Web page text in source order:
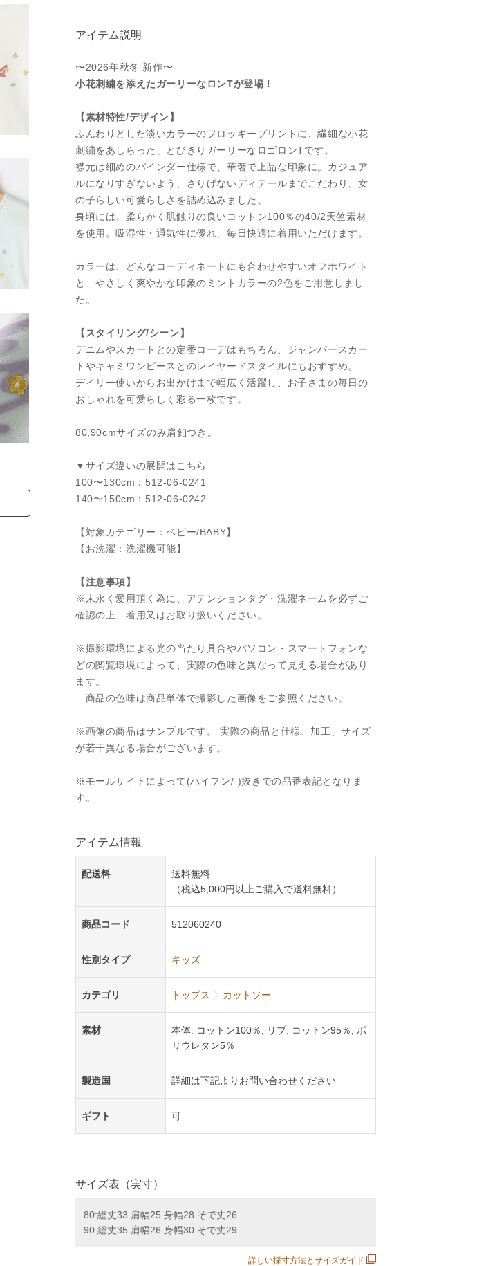
アイテム説明
〜2026年秋冬 新作〜
小花刺繍を添えたガーリーなロンTが登場！
【素材特性/デザイン】
ふんわりとした淡いカラーのフロッキープリントに、繊細な小花
刺繍をあしらった、とびきりガーリーなロゴロンTです。
襟元は細めのバインダー仕様で、華奢で上品な印象に。カジュア
ルになりすぎないよう、さりげないディテールまでこだわり、女
の子らしい可愛らしさを詰め込みました。
身頃には、柔らかく肌触りの良いコットン100％の40/2天竺素材
を使用。吸湿性・通気性に優れ、毎日快適に着用いただけます。
カラーは、どんなコーディネートにも合わせやすいオフホワイト
と、やさしく爽やかな印象のミントカラーの2色をご用意しまし
た。
【スタイリング/シーン】
デニムやスカートとの定番コーデはもちろん、ジャンパースカー
トやキャミワンピースとのレイヤードスタイルにもおすすめ。
デイリー使いからお出かけまで幅広く活躍し、お子さまの毎日の
おしゃれを可愛らしく彩る一枚です。
80,90cmサイズのみ肩釦つき。
▼サイズ違いの展開はこちら
100〜130cm：512-06-0241
140〜150cm：512-06-0242
【対象カテゴリー：ベビー/BABY】
【お洗濯：洗濯機可能】
【注意事項】
※末永く愛用頂く為に、アテンションタグ・洗濯ネームを必ずご
確認の上、着用又はお取り扱いください。
※撮影環境による光の当たり具合やパソコン・スマートフォンな
どの閲覧環境によって、実際の色味と異なって見える場合があり
ます。
商品の色味は商品単体で撮影した画像をご参照ください。
※画像の商品はサンプルです。 実際の商品と仕様、加工、サイズ
が若干異なる場合がございます。
※モールサイトによって(ハイフン/-)抜きでの品番表記となりま
す。
アイテム情報
配送料
送料無料
（税込5,000円以上ご購入で送料無料）
商品コード 512060240
性別タイプ キッズ
カテゴリ トップス カットソー
素材
本体: コットン100％, リブ: コットン95％, ポ
リウレタン5％
製造国 詳細は下記よりお問い合わせください
ギフト 可
サイズ表（実寸）
80:総丈33 肩幅25 身幅28 そで丈26
90:総丈35 肩幅26 身幅30 そで丈29
詳しい採寸方法とサイズガイド